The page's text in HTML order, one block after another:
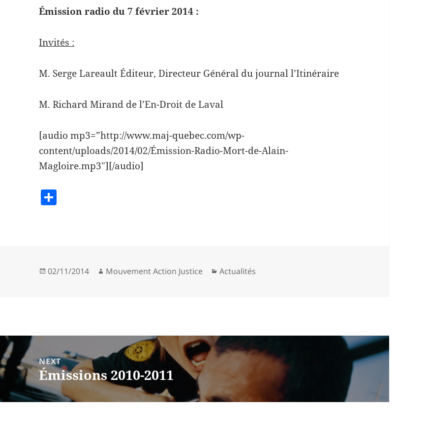
Émission radio du 7 février 2014 :
Invités :
M. Serge Lareault Éditeur, Directeur Général du journal l’Itinéraire
M.Richard Mirand de l’En-Droit de Laval
[audiomp3=”http://www.maj-quebec.com/wp-
content/uploads/2014/02/Émission-Radio-Mort-de-Alain-
Magloire.mp3″][/audio]
Posted
02/11/2014 Author
Mouvement Action Justice Categories
Actualités
Post
navigation
NEXT
Next
post:
Émissions 2010-2011